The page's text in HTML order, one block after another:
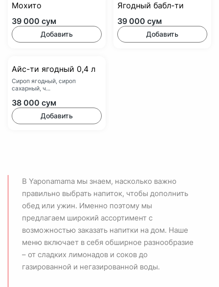
Мохито
39 000 сум
Добавить
Ягодный бабл-ти
39 000 сум
Добавить
Айс-ти ягодный 0,4 л
Сироп ягодный, сироп
сахарный, ч...
38 000 сум
Добавить
В Yaponamama мы знаем, насколько важно
правильно выбрать напиток, чтобы дополнить
обед или ужин. Именно поэтому мы
предлагаем широкий ассортимент с
возможностью заказать напитки на дом. Наше
меню включает в себя обширное разнообразие
– от сладких лимонадов и соков до
газированной и негазированной воды.